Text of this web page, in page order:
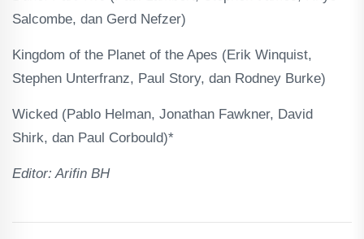
Salcombe, dan Gerd Nefzer)
Kingdom of the Planet of the Apes (Erik Winquist,
Stephen Unterfranz, Paul Story, dan Rodney Burke)
Wicked (Pablo Helman, Jonathan Fawkner, David
Shirk, dan Paul Corbould)*
Editor: Arifin BH